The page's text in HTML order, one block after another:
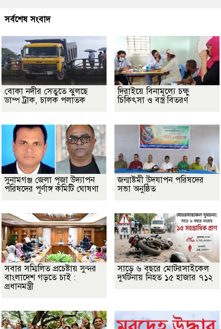
সর্বশেষ সংবাদ
বোকা নদীর সেতুতে ঝুলছে
ডাম্প ট্রাক, চালক পলাতক
দিরাইয়ে বিনামূল্যে চক্ষু
চিকিৎসা ও বস্ত্র বিতরণ
সুনামগঞ্জ জেলা পূজা উদ্যাপন
পরিষদের পূর্ণাঙ্গ কমিটি ঘোষণা
জন্মাষ্টমী উদযাপন পরিষদের
সভা অনুষ্ঠিত
সবার সম্মিলিত প্রচেষ্টায় সুন্দর
বাংলাদেশ গড়তে চাই :
প্রধানমন্ত্রী
সাড়ে ৬ বছরে মোটরসাইকেল
দুর্ঘটনায় নিহত ১৫ হাজার ৭১২